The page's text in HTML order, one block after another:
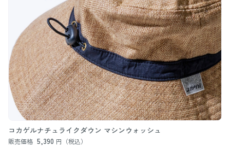
コカゲルナチュライクダウン マシンウォッシュ
販売価格 5,390 円（税込）